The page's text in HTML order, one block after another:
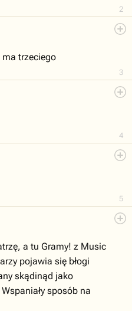
2
3
ma trzeciego
4
5
a tu Gramy! z Music
pojawia się błogi
skądinąd jako
sposób na